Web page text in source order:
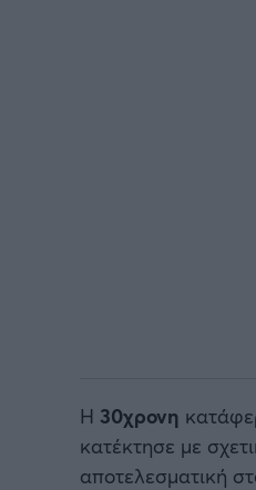
Η 30χρονη
κατέκτησε με
αποτελεσματική